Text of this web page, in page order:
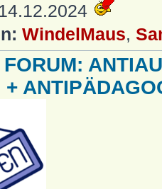
14.12.2024
WindelMaus,